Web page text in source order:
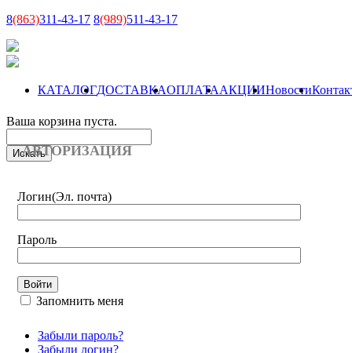
8(863)311-43-17 8(989)511-43-17
КАТАЛОГДОСТАВКАОПЛАТААКЦИИНовости
Ваша корзина пуста.
АВТОРИЗАЦИЯ
Логин(Эл. почта)
Пароль
Запомнить меня
Забыли пароль?
Забыли логин?